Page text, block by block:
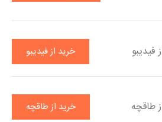
فیدیبو خرید از فیدیبو
طاقچه خرید از طاقچه